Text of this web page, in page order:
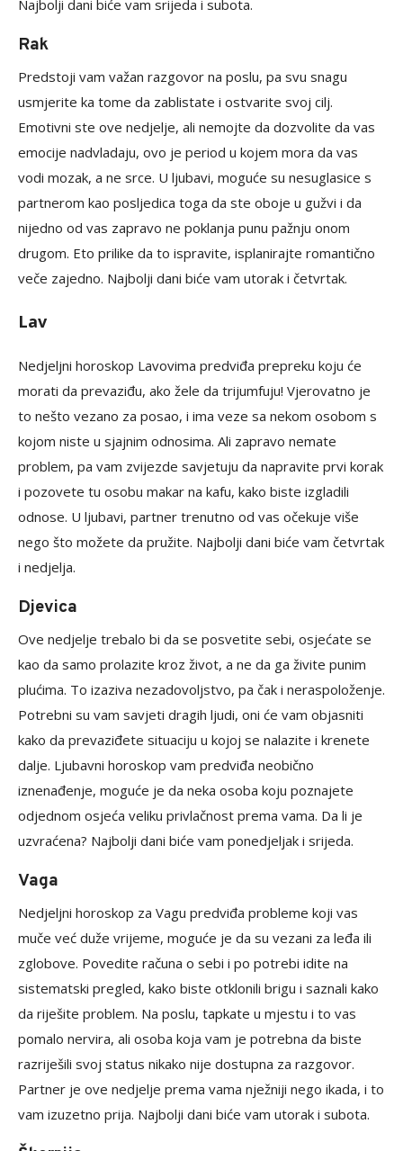
Najbolji dani biće vam srijeda i subota.
Rak
Predstoji vam važan razgovor na poslu, pa svu snagu
usmjerite ka tome da zablistate i ostvarite svoj cilj.
Emotivni ste ove nedjelje, ali nemojte da dozvolite da vas
emocije nadvladaju, ovo je period u kojem mora da vas
vodi mozak, a ne srce. U ljubavi, moguće su nesuglasice s
partnerom kao posljedica toga da ste oboje u gužvi i da
nijedno od vas zapravo ne poklanja punu pažnju onom
drugom. Eto prilike da to ispravite, isplanirajte romantično
veče zajedno. Najbolji dani biće vam utorak i četvrtak.
Lav
Nedjeljni horoskop Lavovima predviđa prepreku koju će
morati da prevaziđu, ako žele da trijumfuju! Vjerovatno je
to nešto vezano za posao, i ima veze sa nekom osobom s
kojom niste u sjajnim odnosima. Ali zapravo nemate
problem, pa vam zvijezde savjetuju da napravite prvi korak
i pozovete tu osobu makar na kafu, kako biste izgladili
odnose. U ljubavi, partner trenutno od vas očekuje više
nego što možete da pružite. Najbolji dani biće vam četvrtak
i nedjelja.
Djevica
Ove nedjelje trebalo bi da se posvetite sebi, osjećate se
kao da samo prolazite kroz život, a ne da ga živite punim
plućima. To izaziva nezadovoljstvo, pa čak i neraspoloženje.
Potrebni su vam savjeti dragih ljudi, oni će vam objasniti
kako da prevaziđete situaciju u kojoj se nalazite i krenete
dalje. Ljubavni horoskop vam predviđa neobično
iznenađenje, moguće je da neka osoba koju poznajete
odjednom osjeća veliku privlačnost prema vama. Da li je
uzvraćena? Najbolji dani biće vam ponedjeljak i srijeda.
Vaga
Nedjeljni horoskop za Vagu predviđa probleme koji vas
muče već duže vrijeme, moguće je da su vezani za leđa ili
zglobove. Povedite računa o sebi i po potrebi idite na
sistematski pregled, kako biste otklonili brigu i saznali kako
da riješite problem. Na poslu, tapkate u mjestu i to vas
pomalo nervira, ali osoba koja vam je potrebna da biste
razriješili svoj status nikako nije dostupna za razgovor.
Partner je ove nedjelje prema vama nježniji nego ikada, i to
vam izuzetno prija. Najbolji dani biće vam utorak i subota.